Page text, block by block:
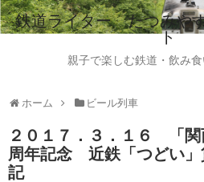
鉄道ライター たつみや
ト
親子で楽しむ鉄道・飲み
ホーム ビール列車
２０１７．３．１６ 「関
周年記念 近鉄「つどい」
記
ご意見・ご感想・お問い合わせ